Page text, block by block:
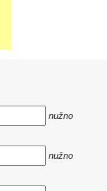
nužno
nužno